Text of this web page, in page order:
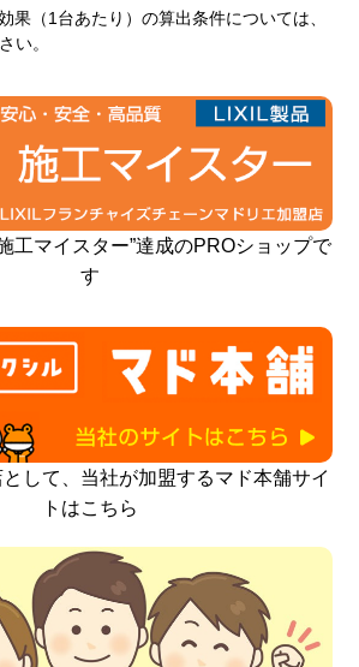
果（1台あたり）の算出条件については、
い。
工マイスター”達成のPROショップで
す
して、当社が加盟するマド本舗サイ
トはこちら